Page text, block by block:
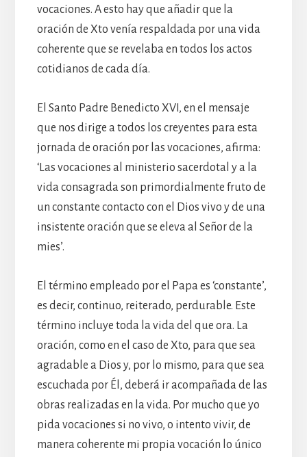
vocaciones. A esto hay que añadir que la
oración de Xto venía respaldada por una vida
coherente que se revelaba en todos los actos
cotidianos de cada día.
El Santo Padre Benedicto XVI, en el mensaje
que nos dirige a todos los creyentes para esta
jornada de oración por las vocaciones, afirma:
‘Las vocaciones al ministerio sacerdotal y a la
vida consagrada son primordialmente fruto de
un constante contacto con el Dios vivo y de una
insistente oración que se eleva al Señor de la
mies’.
El término empleado por el Papa es ‘constante’,
es decir, continuo, reiterado, perdurable. Este
término incluye toda la vida del que ora. La
oración, como en el caso de Xto, para que sea
agradable a Dios y, por lo mismo, para que sea
escuchada por Él, deberá ir acompañada de las
obras realizadas en la vida. Por mucho que yo
pida vocaciones si no vivo, o intento vivir, de
manera coherente mi propia vocación lo único